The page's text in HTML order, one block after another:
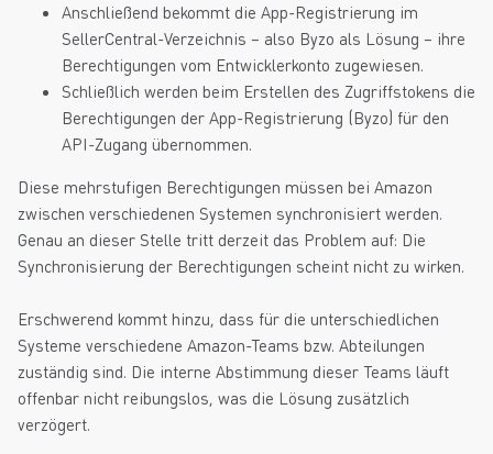
Anschließend bekommt die App-Registrierung im
SellerCentral-Verzeichnis – also Byzo als Lösung – ihre
Berechtigungen vom Entwicklerkonto zugewiesen.
Schließlich werden beim Erstellen des Zugriffstokens die
Berechtigungen der App-Registrierung (Byzo) für den
API-Zugang übernommen.
Diese mehrstufigen Berechtigungen müssen bei Amazon
zwischen verschiedenen Systemen synchronisiert werden.
Genau an dieser Stelle tritt derzeit das Problem auf: Die
Synchronisierung der Berechtigungen scheint nicht zu wirken.
Erschwerend kommt hinzu, dass für die unterschiedlichen
Systeme verschiedene Amazon-Teams bzw. Abteilungen
zuständig sind. Die interne Abstimmung dieser Teams läuft
offenbar nicht reibungslos, was die Lösung zusätzlich
verzögert.